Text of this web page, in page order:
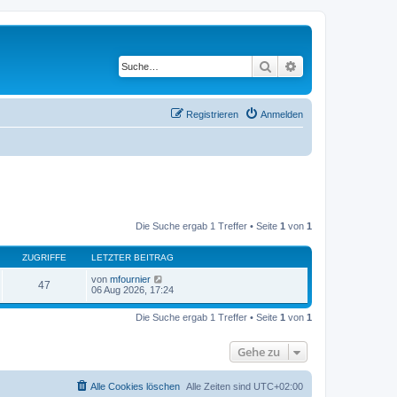
Suche
Anmelden
Registrieren
Die Suche ergab 1 Treffer • Seite 1 von 1
ZUGRIFFE LETZTER BEITRAG
47 von mfournier
06 Aug 2026, 17:24
Die Suche ergab 1 Treffer • Seite 1 von 1
Gehe zu
Alle Zeiten sind UTC+02:00
Alle Cookies löschen